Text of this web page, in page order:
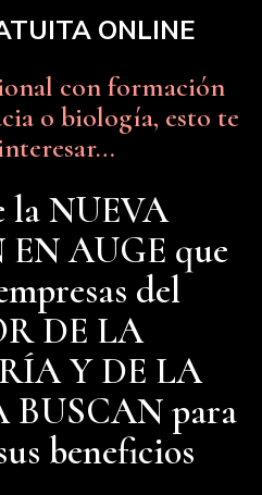
ONLINE
con formación
o biología, esto te
la NUEVA
EN AUGE que
del
DE LA
Y DE LA
BUSCAN para
beneficios